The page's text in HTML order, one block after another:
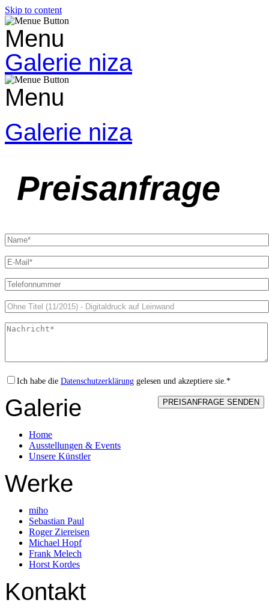
Skip to content
Menu
Galerie niza
Menu
Galerie niza
Preisanfrage
Ich habe die Datenschutzerklärung gelesen und akzeptiere sie.*
Galerie
Home
Ausstellungen & Events
Unsere Künstler
Werke
miho
Sebastian Paul
Roger Ziereisen
Michael Hopf
Frank Melech
Horst Kordes
Kontakt